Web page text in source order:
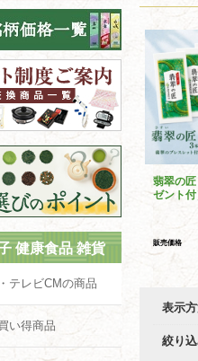
健康食品 雑貨
テレビCMの商品
い得商品
翡翠の
ゼント付
販売価格
表示
絞り